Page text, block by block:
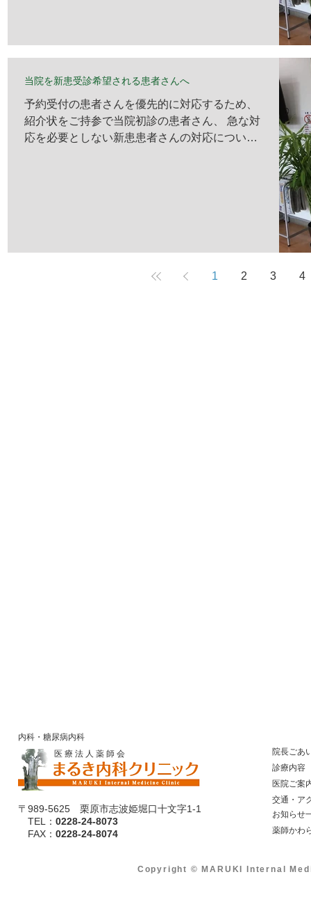
当院を新患受診希望される患者さんへ
予約受付の患者さんを優先的に対応するため、
紹介状をご持参で当院初診の患者さん、 急な対
応を必要としない新患患者さんの対応について
1 2 3 4
内科・糖尿病内科
医 療 法 人 薬 師 会
〒989-5625 栗原市志波姫堀口十文字1-1
TEL： 0228-24-8073
​ FAX： 0228-24-8074
院長ごあ
診療内容
医院ご案
交通・ア
お知らせ
薬師かわ
Copyright © MARUKI Internal